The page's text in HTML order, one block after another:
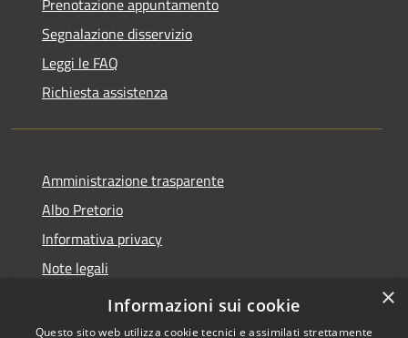
Prenotazione appuntamento
Segnalazione disservizio
Leggi le FAQ
Richiesta assistenza
Amministrazione trasparente
Albo Pretorio
Informativa privacy
Note legali
Dichiarazione di accessibilità 2025 ×
Informazioni sui cookie
Questo sito web utilizza cookie tecnici e assimilati strettamente